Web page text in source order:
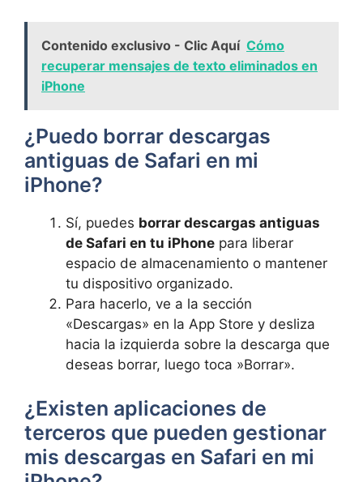
Contenido exclusivo - Clic Aquí Cómo
recuperar mensajes de texto eliminados en
iPhone
¿Puedo borrar descargas
antiguas de‌ Safari en mi
iPhone?
Sí, puedes borrar ‌descargas ‍antiguas
de ⁤Safari en tu iPhone ​ para liberar
espacio de almacenamiento o mantener
tu dispositivo organizado.
Para hacerlo, ve a ⁢la sección
«Descargas» en la App Store y desliza
hacia la izquierda sobre​ la‌ descarga que
deseas borrar, luego toca ⁤»Borrar».
¿Existen aplicaciones de
terceros que pueden ‍gestionar
mis descargas en Safari ‌en mi